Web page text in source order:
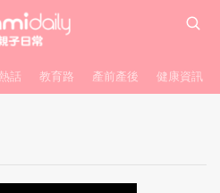
話 教育路 產前產後 健康資訊